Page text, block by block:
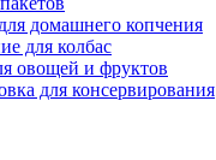
домашнего копчения
для колбас
овощей и фруктов
для консервирования